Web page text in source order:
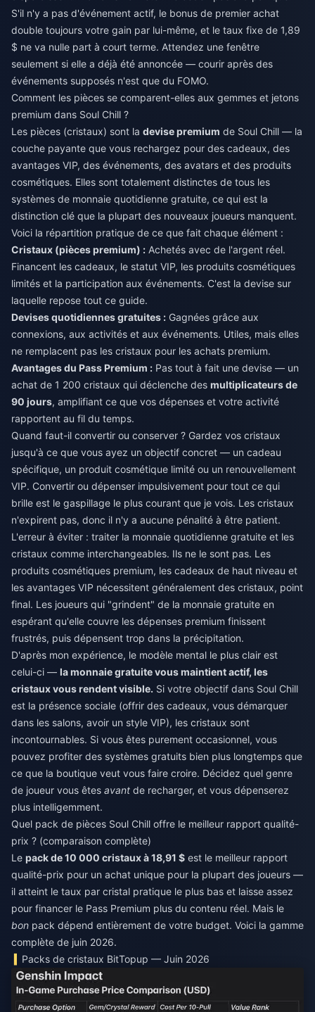
S'il n'y a pas d'événement actif, le bonus de premier achat
double toujours votre gain par lui-même, et le taux fixe de 1,89
$ ne va nulle part à court terme. Attendez une fenêtre
seulement si elle a déjà été annoncée — courir après des
événements supposés n'est que du FOMO.
Comment les pièces se comparent-elles aux gemmes et jetons
premium dans Soul Chill ?
Les pièces (cristaux) sont la devise premium de Soul Chill — la
couche payante que vous rechargez pour des cadeaux, des
avantages VIP, des événements, des avatars et des produits
cosmétiques. Elles sont totalement distinctes de tous les
systèmes de monnaie quotidienne gratuite, ce qui est la
distinction clé que la plupart des nouveaux joueurs manquent.
Voici la répartition pratique de ce que fait chaque élément :
Cristaux (pièces premium) : Achetés avec de l'argent réel.
Financent les cadeaux, le statut VIP, les produits cosmétiques
limités et la participation aux événements. C'est la devise sur
laquelle repose tout ce guide.
Devises quotidiennes gratuites : Gagnées grâce aux
connexions, aux activités et aux événements. Utiles, mais elles
ne remplacent pas les cristaux pour les achats premium.
Avantages du Pass Premium : Pas tout à fait une devise — un
achat de 1 200 cristaux qui déclenche des multiplicateurs de
90 jours, amplifiant ce que vos dépenses et votre activité
rapportent au fil du temps.
Quand faut-il convertir ou conserver ? Gardez vos cristaux
jusqu'à ce que vous ayez un objectif concret — un cadeau
spécifique, un produit cosmétique limité ou un renouvellement
VIP. Convertir ou dépenser impulsivement pour tout ce qui
brille est le gaspillage le plus courant que je vois. Les cristaux
n'expirent pas, donc il n'y a aucune pénalité à être patient.
L'erreur à éviter : traiter la monnaie quotidienne gratuite et les
cristaux comme interchangeables. Ils ne le sont pas. Les
produits cosmétiques premium, les cadeaux de haut niveau et
les avantages VIP nécessitent généralement des cristaux, point
final. Les joueurs qui "grindent" de la monnaie gratuite en
espérant qu'elle couvre les dépenses premium finissent
frustrés, puis dépensent trop dans la précipitation.
D'après mon expérience, le modèle mental le plus clair est
celui-ci — la monnaie gratuite vous maintient actif, les
cristaux vous rendent visible. Si votre objectif dans Soul Chill
est la présence sociale (offrir des cadeaux, vous démarquer
dans les salons, avoir un style VIP), les cristaux sont
incontournables. Si vous êtes purement occasionnel, vous
pouvez profiter des systèmes gratuits bien plus longtemps que
ce que la boutique veut vous faire croire. Décidez quel genre
de joueur vous êtes avant de recharger, et vous dépenserez
plus intelligemment.
Quel pack de pièces Soul Chill offre le meilleur rapport qualité-
prix ? (comparaison complète)
Le pack de 10 000 cristaux à 18,91 $ est le meilleur rapport
qualité-prix pour un achat unique pour la plupart des joueurs —
il atteint le taux par cristal pratique le plus bas et laisse assez
pour financer le Pass Premium plus du contenu réel. Mais le
bon pack dépend entièrement de votre budget. Voici la gamme
complète de juin 2026.
Packs de cristaux BitTopup — Juin 2026